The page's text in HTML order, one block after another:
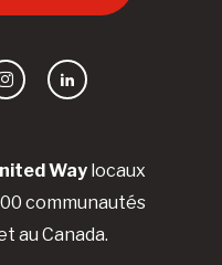
Waylocaux
communautés
au Canada.
InstagramLinkedIn